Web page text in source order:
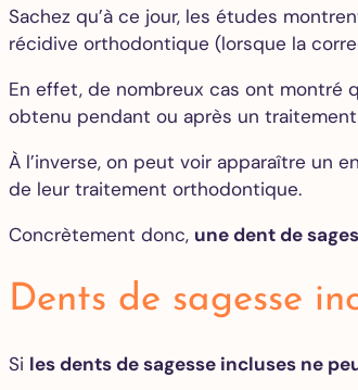
Sachez qu’à ce jour, les études
récidive orthodontique (lorsque la
En effet, de nombreux cas ont montré
obtenu pendant ou après un
À l’inverse, on peut voir apparaître un
de leur traitement orthodontique.
Concrètement donc, une dent de
Dents de sagesse
Si les dents de sagesse incluses ne